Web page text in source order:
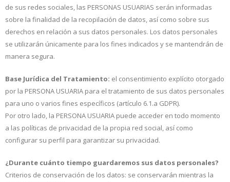
de sus redes sociales, las PERSONAS USUARIAS serán informadas
sobre la finalidad de la recopilación de datos, así como sobre sus
derechos en relación a sus datos personales. Los datos personales
se utilizarán únicamente para los fines indicados y se mantendrán de
manera segura.
Base Jurídica del Tratamiento: el consentimiento explícito otorgado
por la PERSONA USUARIA para el tratamiento de sus datos personales
para uno o varios fines específicos (artículo 6.1.a GDPR).
Por otro lado, la PERSONA USUARIA puede acceder en todo momento
a las políticas de privacidad de la propia red social, así como
configurar su perfil para garantizar su privacidad.
¿Durante cuánto tiempo guardaremos sus datos personales?
Criterios de conservación de los datos: se conservarán mientras la